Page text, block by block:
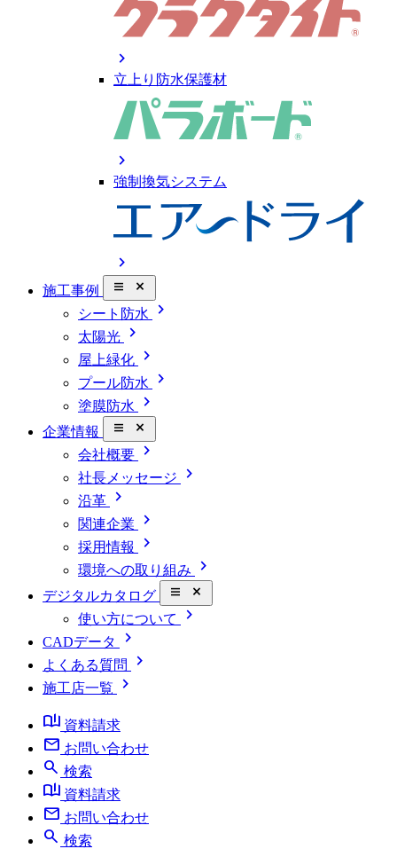
chevron_right
立上り防水保護材
chevron_right
強制換気システム
chevron_right
施工事例 close_small
シート防水 chevron_right
太陽光 chevron_right
屋上緑化 chevron_right
プール防水 chevron_right
塗膜防水 chevron_right
企業情報 close_small
会社概要 chevron_right
社長メッセージ chevron_right
沿革 chevron_right
関連企業 chevron_right
採用情報 chevron_right
環境への取り組み chevron_right
デジタルカタログ close_small
使い方について chevron_right
CADデータ chevron_right
よくある質問 chevron_right
施工店一覧
chevron_right
book_ribbon 資料請求
mail お問い合わせ
search 検索
book_ribbon 資料請求
mail お問い合わせ
search 検索